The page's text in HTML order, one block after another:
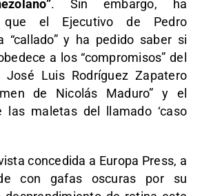
. Sin embargo, ha
que el Ejecutivo de Pedro
“callado” y ha pedido saber si
a los “compromisos” del
José Luis Rodríguez Zapatero
de Nicolás Maduro” y el
las maletas del llamado ‘caso
concedida a Europa Press, a
con gafas oscuras por su